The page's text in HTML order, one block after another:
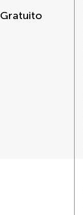
Gratuito